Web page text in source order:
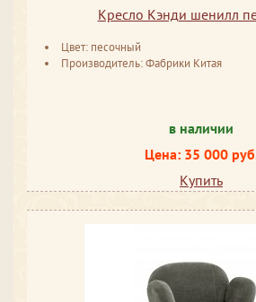
Кресло Кэнди шенилл
Цвет: песочный
Производитель: Фабрики Китая
в наличии
Цена: 35 000
Купить